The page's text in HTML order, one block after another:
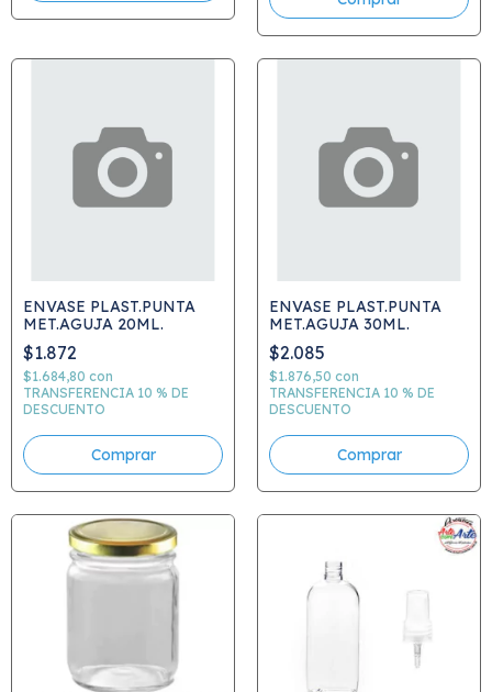
ENVASE PLAST.PUNTA
MET.AGUJA 20ML.
$1.872
$1.684,80 con
TRANSFERENCIA 10 % DE
DESCUENTO
ENVASE PLAST.PUNTA
MET.AGUJA 30ML.
$2.085
$1.876,50 con
TRANSFERENCIA 10 % DE
DESCUENTO